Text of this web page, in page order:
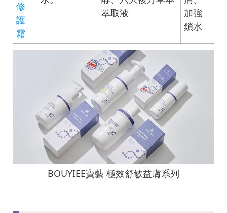
修
護
霜
萃取液
加強
鎖水
BOUYIEE寶藝 極效舒敏益膚系列